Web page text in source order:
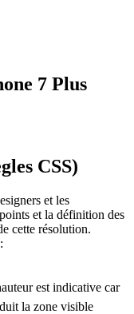
7 Plus
CSS)
et les
et la définition des
cette résolution.
est indicative car
la zone visible